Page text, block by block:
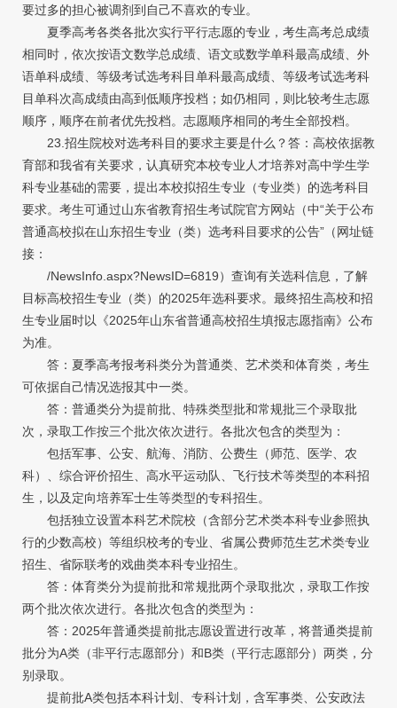
要过多的担心被调剂到自己不喜欢的专业。
夏季高考各类各批次实行平行志愿的专业，考生高考总成绩
相同时，依次按语文数学总成绩、语文或数学单科最高成绩、外
语单科成绩、等级考试选考科目单科最高成绩、等级考试选考科
目单科次高成绩由高到低顺序投档；如仍相同，则比较考生志愿
顺序，顺序在前者优先投档。志愿顺序相同的考生全部投档。
23.招生院校对选考科目的要求主要是什么？答：高校依据教
育部和我省有关要求，认真研究本校专业人才培养对高中学生学
科专业基础的需要，提出本校拟招生专业（专业类）的选考科目
要求。考生可通过山东省教育招生考试院官方网站（中“关于公布
普通高校拟在山东招生专业（类）选考科目要求的公告”（网址链
接：
/NewsInfo.aspx?NewsID=6819）查询有关选科信息，了解
目标高校招生专业（类）的2025年选科要求。最终招生高校和招
生专业届时以《2025年山东省普通高校招生填报志愿指南》公布
为准。
答：夏季高考报考科类分为普通类、艺术类和体育类，考生
可依据自己情况选报其中一类。
答：普通类分为提前批、特殊类型批和常规批三个录取批
次，录取工作按三个批次依次进行。各批次包含的类型为：
包括军事、公安、航海、消防、公费生（师范、医学、农
科）、综合评价招生、高水平运动队、飞行技术等类型的本科招
生，以及定向培养军士生等类型的专科招生。
包括独立设置本科艺术院校（含部分艺术类本科专业参照执
行的少数高校）等组织校考的专业、省属公费师范生艺术类专业
招生、省际联考的戏曲类本科专业招生。
答：体育类分为提前批和常规批两个录取批次，录取工作按
两个批次依次进行。各批次包含的类型为：
答：2025年普通类提前批志愿设置进行改革，将普通类提前
批分为A类（非平行志愿部分）和B类（平行志愿部分）两类，分
别录取。
提前批A类包括本科计划、专科计划，含军事类、公安政法